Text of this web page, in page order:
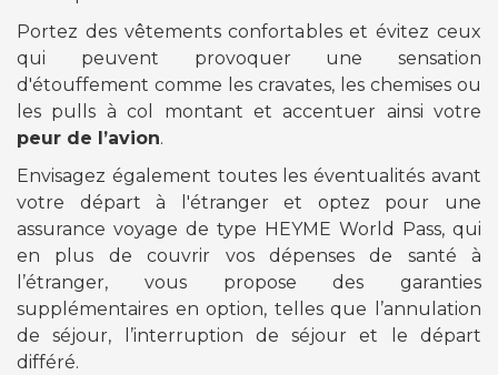
Portez des vêtements confortables et évitez ceux
qui peuvent provoquer une sensation
d'étouffement comme les cravates, les chemises ou
les pulls à col montant et accentuer ainsi votre
peur de l’avion.
Envisagez également toutes les éventualités avant
votre départ à l'étranger et optez pour une
assurance voyage de type HEYME World Pass, qui
en plus de couvrir vos dépenses de santé à
l’étranger, vous propose des garanties
supplémentaires en option, telles que l’annulation
de séjour, l’interruption de séjour et le départ
différé.